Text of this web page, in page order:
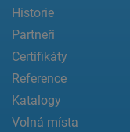
Historie
Partneři
Certifikáty
Reference
Katalogy
Volná místa